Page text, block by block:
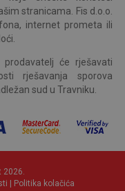
stranicama. Fis d.o.o.
internet prometa ili
će rješavati
rješavanja sporova
sud u Travniku.
2026.
Politika kolačića